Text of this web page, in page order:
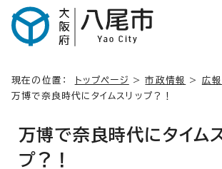
現在の位置： トップページ >市政情報 > 広報
万博で奈良時代にタイムスリップ？！
万博で奈良時代にタイム
プ？！